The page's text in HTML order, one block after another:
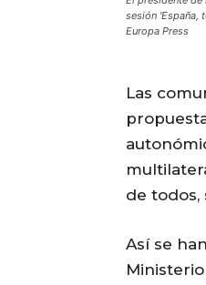
sesión 'España,
Europa Press
Las
de todos,
Así se